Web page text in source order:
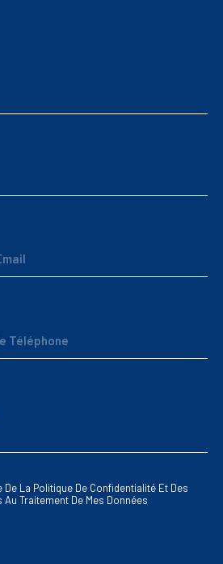
La Politique De Confidentialité Et Des
Traitement De Mes Données